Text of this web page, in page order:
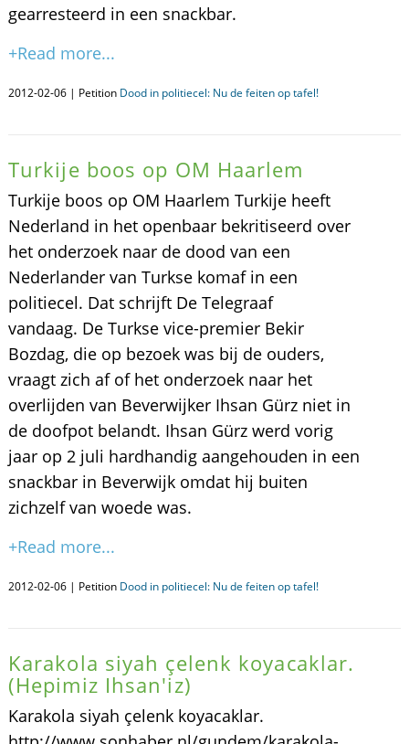
gearresteerd in een snackbar.
+Read more...
2012-02-06 | Petition Dood in politiecel: Nu de feiten op tafel!
Turkije boos op OM Haarlem
Turkije boos op OM Haarlem Turkije heeft
Nederland in het openbaar bekritiseerd over
het onderzoek naar de dood van een
Nederlander van Turkse komaf in een
politiecel. Dat schrijft De Telegraaf
vandaag. De Turkse vice-premier Bekir
Bozdag, die op bezoek was bij de ouders,
vraagt zich af of het onderzoek naar het
overlijden van Beverwijker Ihsan Gürz niet in
de doofpot belandt. Ihsan Gürz werd vorig
jaar op 2 juli hardhandig aangehouden in een
snackbar in Beverwijk omdat hij buiten
zichzelf van woede was.
+Read more...
2012-02-06 | Petition Dood in politiecel: Nu de feiten op tafel!
Karakola siyah çelenk koyacaklar.
(Hepimiz Ihsan'iz)
Karakola siyah çelenk koyacaklar.